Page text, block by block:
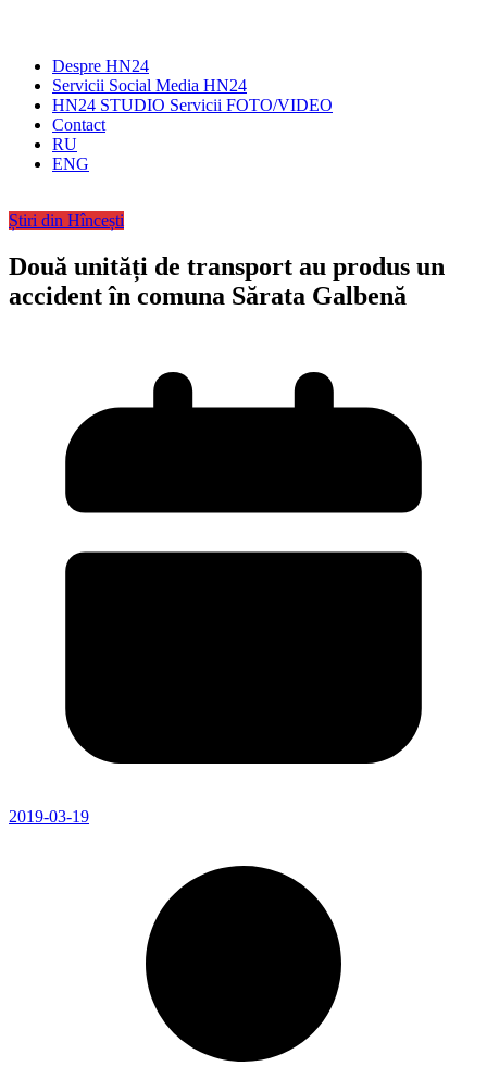
Despre HN24
Servicii Social Media HN24
HN24 STUDIO Servicii FOTO/VIDEO
Contact
RU
ENG
Știri din Hîncești
Două unități de transport au produs un
accident în comuna Sărata Galbenă
2019-03-19